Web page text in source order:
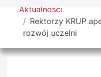
Tutaj jesteś
Aktualności
Rektorzy KRUP
rozwój uczelni